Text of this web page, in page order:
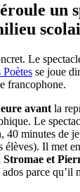
un
Le
Poètes se joue
francophone.
avant la
Le
40 minutes de
élèves). Il met
et
parce qu’il